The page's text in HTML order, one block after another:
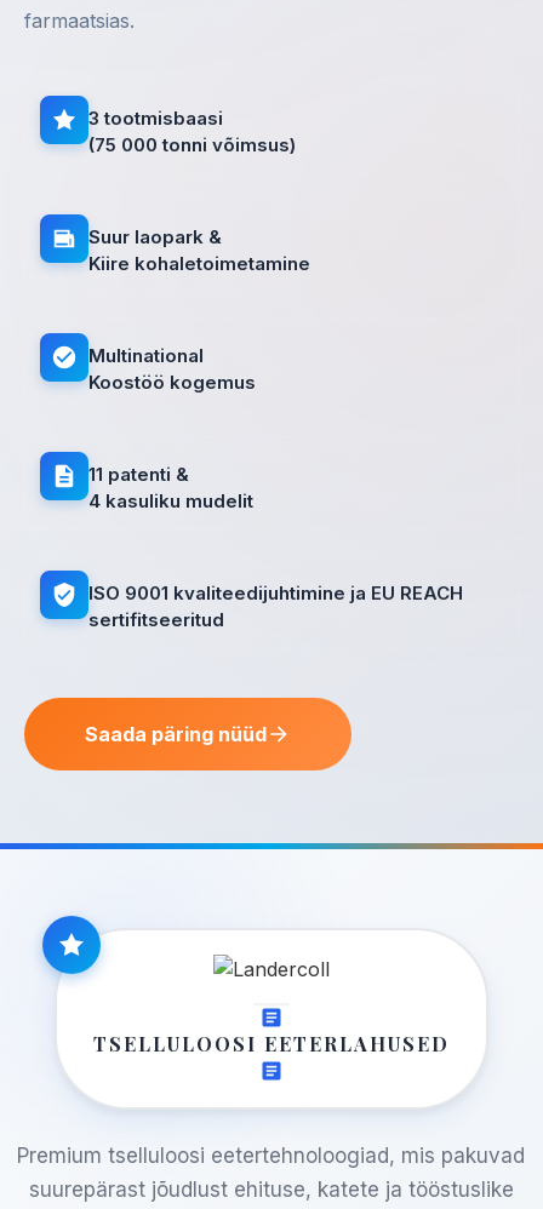
farmaatsias.
3 tootmisbaasi
(75 000 tonni võimsus)
Suur laopark &
Kiire kohaletoimetamine
Multinational
Koostöö kogemus
11 patenti &
4 kasuliku mudelit
ISO 9001 kvaliteedijuhtimine ja EU REACH
sertifitseeritud
Saada päring nüüd
TSELLULOOSI EETERLAHUSED
Premium tselluloosi eetertehnoloogiad, mis pakuvad
suurepärast jõudlust ehituse, katete ja tööstuslike